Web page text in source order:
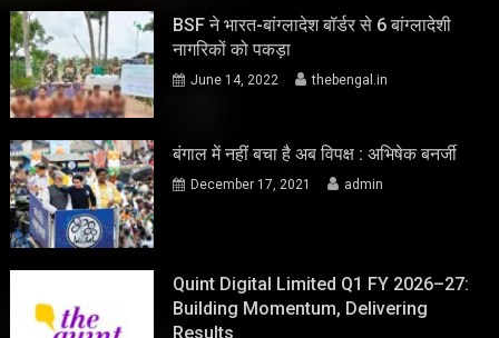
BSF ने भारत-बांग्लादेश बॉर्डर से 6 बांग्लादेशी
नागरिकों को पकड़ा
June 14, 2022 thebengal.in
बंगाल में नहीं बचा है अब विपक्ष : अभिषेक बनर्जी
December 17, 2021 admin
Quint Digital Limited Q1 FY 2026–27:
Building Momentum, Delivering
Results